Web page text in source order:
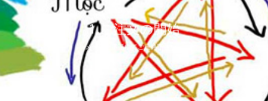
1.ご注文の開始
メール・電話にてご連絡下さい。